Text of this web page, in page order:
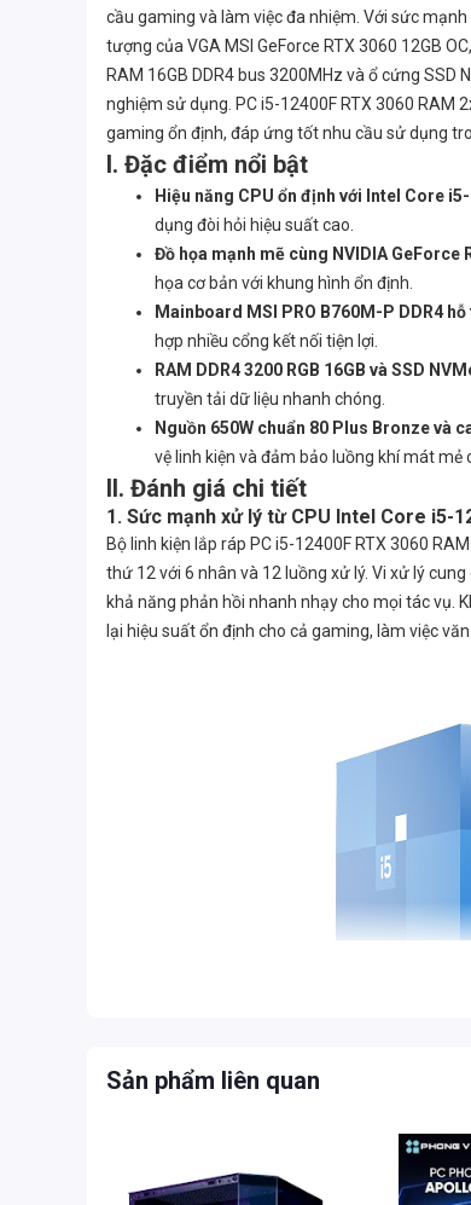
cầu gaming và làm việc đa nhiệm. Với sức
tượng của VGA MSI GeForce RTX 3060 12GB
RAM 16GB DDR4 bus 3200MHz và ổ cứng
nghiệm sử dụng. PC i5-12400F RTX 3060 RAM
gaming ổn định, đáp ứng tốt nhu cầu sử dụng
I. Đặc điểm nổi bật
Hiệu năng CPU ổn định với Intel Core
dụng đòi hỏi hiệu suất cao.
Đồ họa mạnh mẽ cùng NVIDIA GeForce
họa cơ bản với khung hình ổn định.
Mainboard MSI PRO B760M-P DDR4
hợp nhiều cổng kết nối tiện lợi.
RAM DDR4 3200 RGB 16GB và SSD
truyền tải dữ liệu nhanh chóng.
Nguồn 650W chuẩn 80 Plus Bronze và
vệ linh kiện và đảm bảo luồng khí mát mẻ
II. Đánh giá chi tiết
1. Sức mạnh xử lý từ CPU Intel Core i5-
Bộ linh kiện lắp ráp PC i5-12400F RTX 3060
thứ 12 với 6 nhân và 12 luồng xử lý. Vi xử lý
khả năng phản hồi nhanh nhạy cho mọi tác vụ.
lại hiệu suất ổn định cho cả gaming, làm việc
Sản phẩm liên quan